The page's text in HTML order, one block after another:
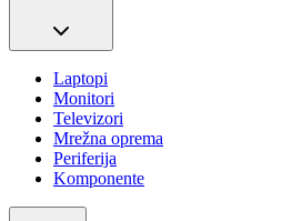
Laptopi
Monitori
Televizori
Mrežna oprema
Periferija
Komponente